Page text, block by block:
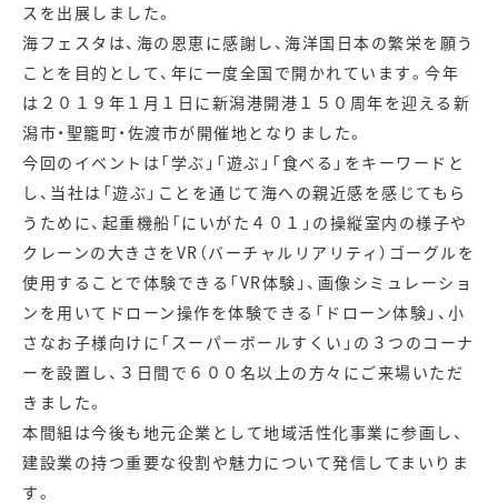
スを出展しました。
海フェスタは、海の恩恵に感謝し、海洋国日本の繁栄を願う
ことを目的として、年に一度全国で開かれています。今年
は２０１９年１月１日に新潟港開港１５０周年を迎える新
潟市・聖籠町・佐渡市が開催地となりました。
今回のイベントは「学ぶ」「遊ぶ」「食べる」をキーワードと
し、当社は「遊ぶ」ことを通じて海への親近感を感じてもら
うために、起重機船「にいがた４０１」の操縦室内の様子や
クレーンの大きさをVR（バーチャルリアリティ）ゴーグルを
使用することで体験できる「VR体験」、画像シミュレーショ
ンを用いてドローン操作を体験できる「ドローン体験」、小
さなお子様向けに「スーパーボールすくい」の３つのコーナ
ーを設置し、３日間で６００名以上の方々にご来場いただ
きました。
本間組は今後も地元企業として地域活性化事業に参画し、
建設業の持つ重要な役割や魅力について発信してまいりま
す。